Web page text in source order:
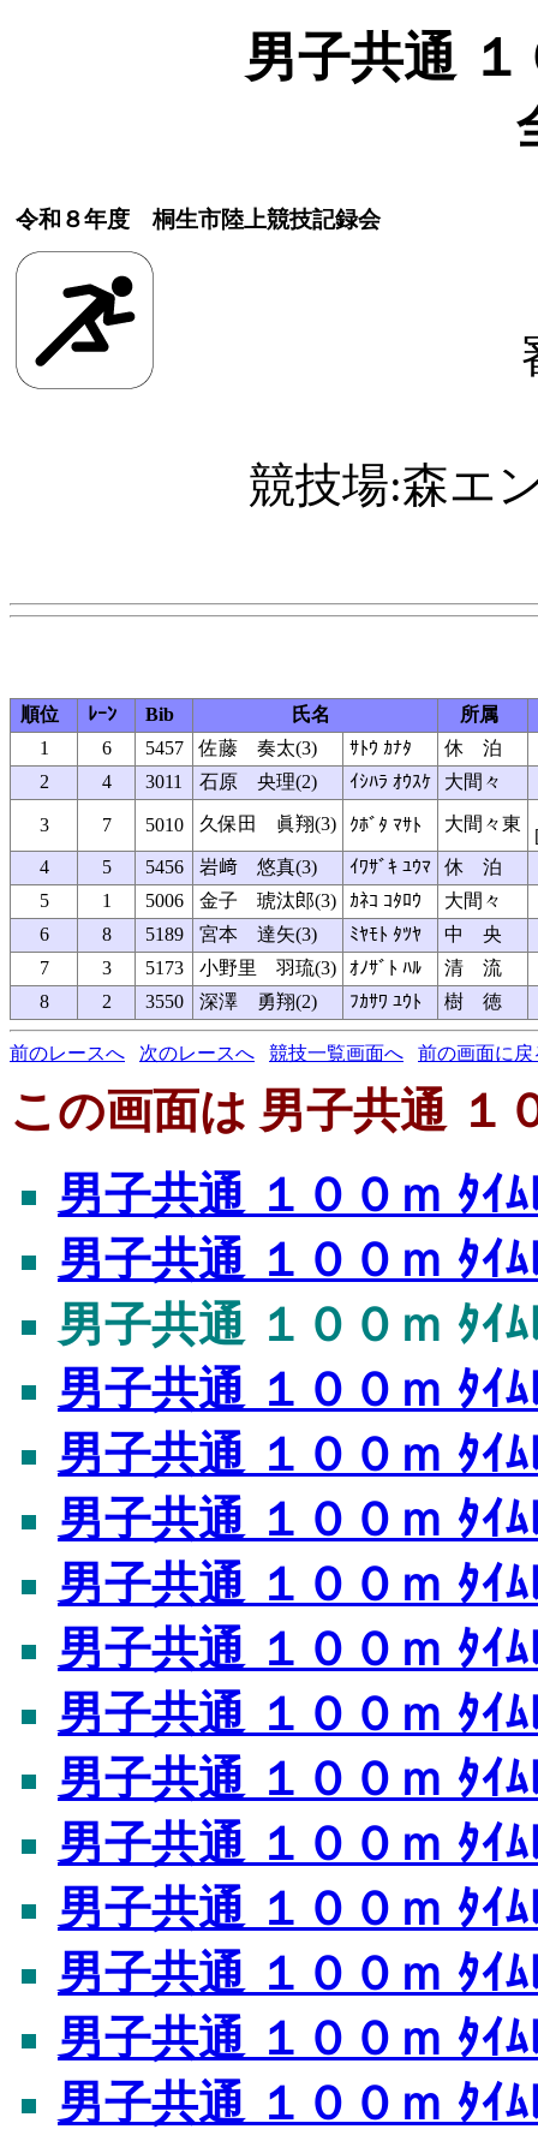
男子共通 １
令和８年度 桐生市陸上競技記録会
競技場:森エ
順位 ﾚｰﾝ Bib 氏名
所属
1
6 5457 佐藤 奏太(3) ｻﾄｳ ｶﾅﾀ
休 泊
2
4 3011 石原 央理(2) ｲｼﾊﾗ ｵｳｽｹ 大間々
3 7 5010 久保田 眞翔(3) ｸﾎﾞﾀ ﾏｻﾄ 大間々東
4
5 5456 岩﨑 悠真(3) ｲﾜｻﾞｷ ﾕｳﾏ
休 泊
5
1 5006 金子 琥汰郎(3) ｶﾈｺ ｺﾀﾛｳ
大間々
6
8 5189 宮本 達矢(3) ﾐﾔﾓﾄ ﾀﾂﾔ
中 央
7
3 5173 小野里 羽琉(3) ｵﾉｻﾞﾄ ﾊﾙ
清 流
8
2 3550 深澤 勇翔(2) ﾌｶｻﾜ ﾕｳﾄ 樹 徳
前のレースへ 次のレースへ 競技一覧画面へ 前の画面に戻
この画面は 男子共通 １
男子共通 １００ｍ ﾀｲﾑ
男子共通 １００ｍ ﾀｲﾑ
男子共通 １００ｍ ﾀｲﾑ
男子共通 １００ｍ ﾀｲﾑ
男子共通 １００ｍ ﾀｲﾑ
男子共通 １００ｍ ﾀｲﾑ
男子共通 １００ｍ ﾀｲﾑ
男子共通 １００ｍ ﾀｲﾑ
男子共通 １００ｍ ﾀｲﾑ
男子共通 １００ｍ ﾀｲﾑ
男子共通 １００ｍ ﾀｲﾑ
男子共通 １００ｍ ﾀｲﾑ
男子共通 １００ｍ ﾀｲﾑ
男子共通 １００ｍ ﾀｲﾑ
男子共通 １００ｍ ﾀｲﾑ